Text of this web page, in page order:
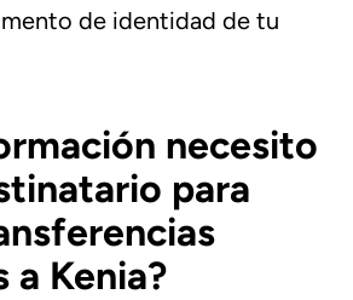
de identidad de tu
necesito
para
a Kenia?